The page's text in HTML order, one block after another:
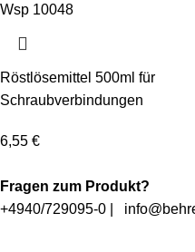
Röstlösemittel 500ml für
Schraubverbindungen
6,55 €
Fragen zum Produkt?
+4940/729095-0